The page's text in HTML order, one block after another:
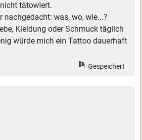
tätowiert.
nachgedacht: was, wo, wie...?
Kleidung oder Schmuck täglich
würde mich ein Tattoo dauerhaft
Gespeichert